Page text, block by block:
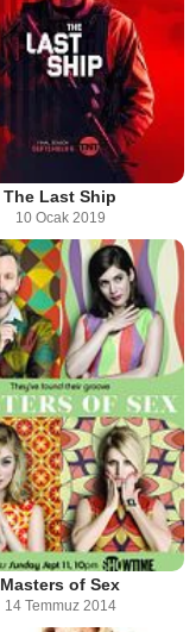
The Last Ship
10 Ocak 2019
Masters of Sex
14 Temmuz 2014